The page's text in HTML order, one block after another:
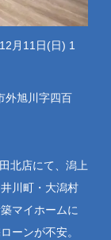
月11日(日) 1
外旭川字四百
北店にて、潟上
川町・大潟村
マイホームに
ーンが不安。